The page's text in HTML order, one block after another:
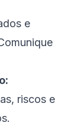
e
riscos e